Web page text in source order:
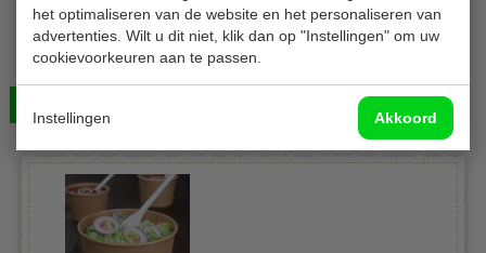
het optimaliseren van de website en het personaliseren van
advertenties. Wilt u dit niet, klik dan op "Instellingen" om uw
cookievoorkeuren aan te passen.
Instellingen Akkoord
Fiesta saladeschaal
Bekijken